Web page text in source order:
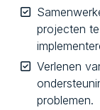
projecten
Verlenen
problemen.